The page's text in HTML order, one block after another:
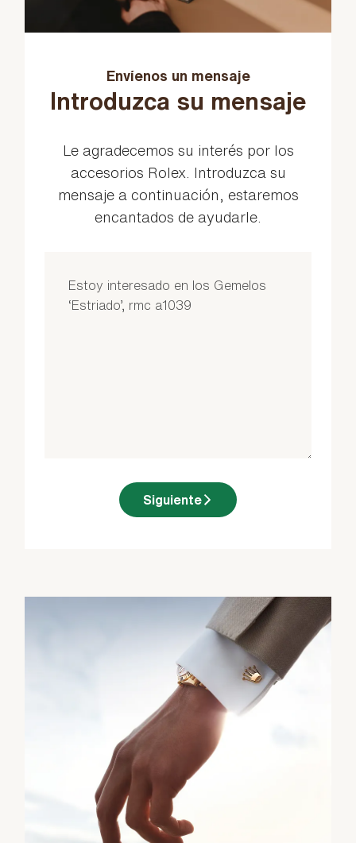
Envíenos un mensaje
Introduzca su mensaje
Le agradecemos su interés por los
accesorios Rolex. Introduzca su
mensaje a continuación, estaremos
encantados de ayudarle.
Siguiente